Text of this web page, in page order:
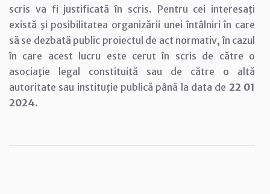
scris va fi justificată în scris. Pentru cei interesaţi
există şi posibilitatea organizării unei întâlniri în care
să se dezbată public proiectul de act normativ, în cazul
în care acest lucru este cerut în scris de către o
asociaţie legal constituită sau de către o altă
autoritate sau instituţie publică până la data de 22 01
2024.